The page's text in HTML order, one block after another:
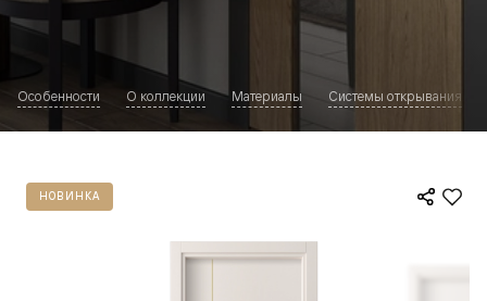
Особенности О коллекции Материалы Системы открывания
НОВИНКА